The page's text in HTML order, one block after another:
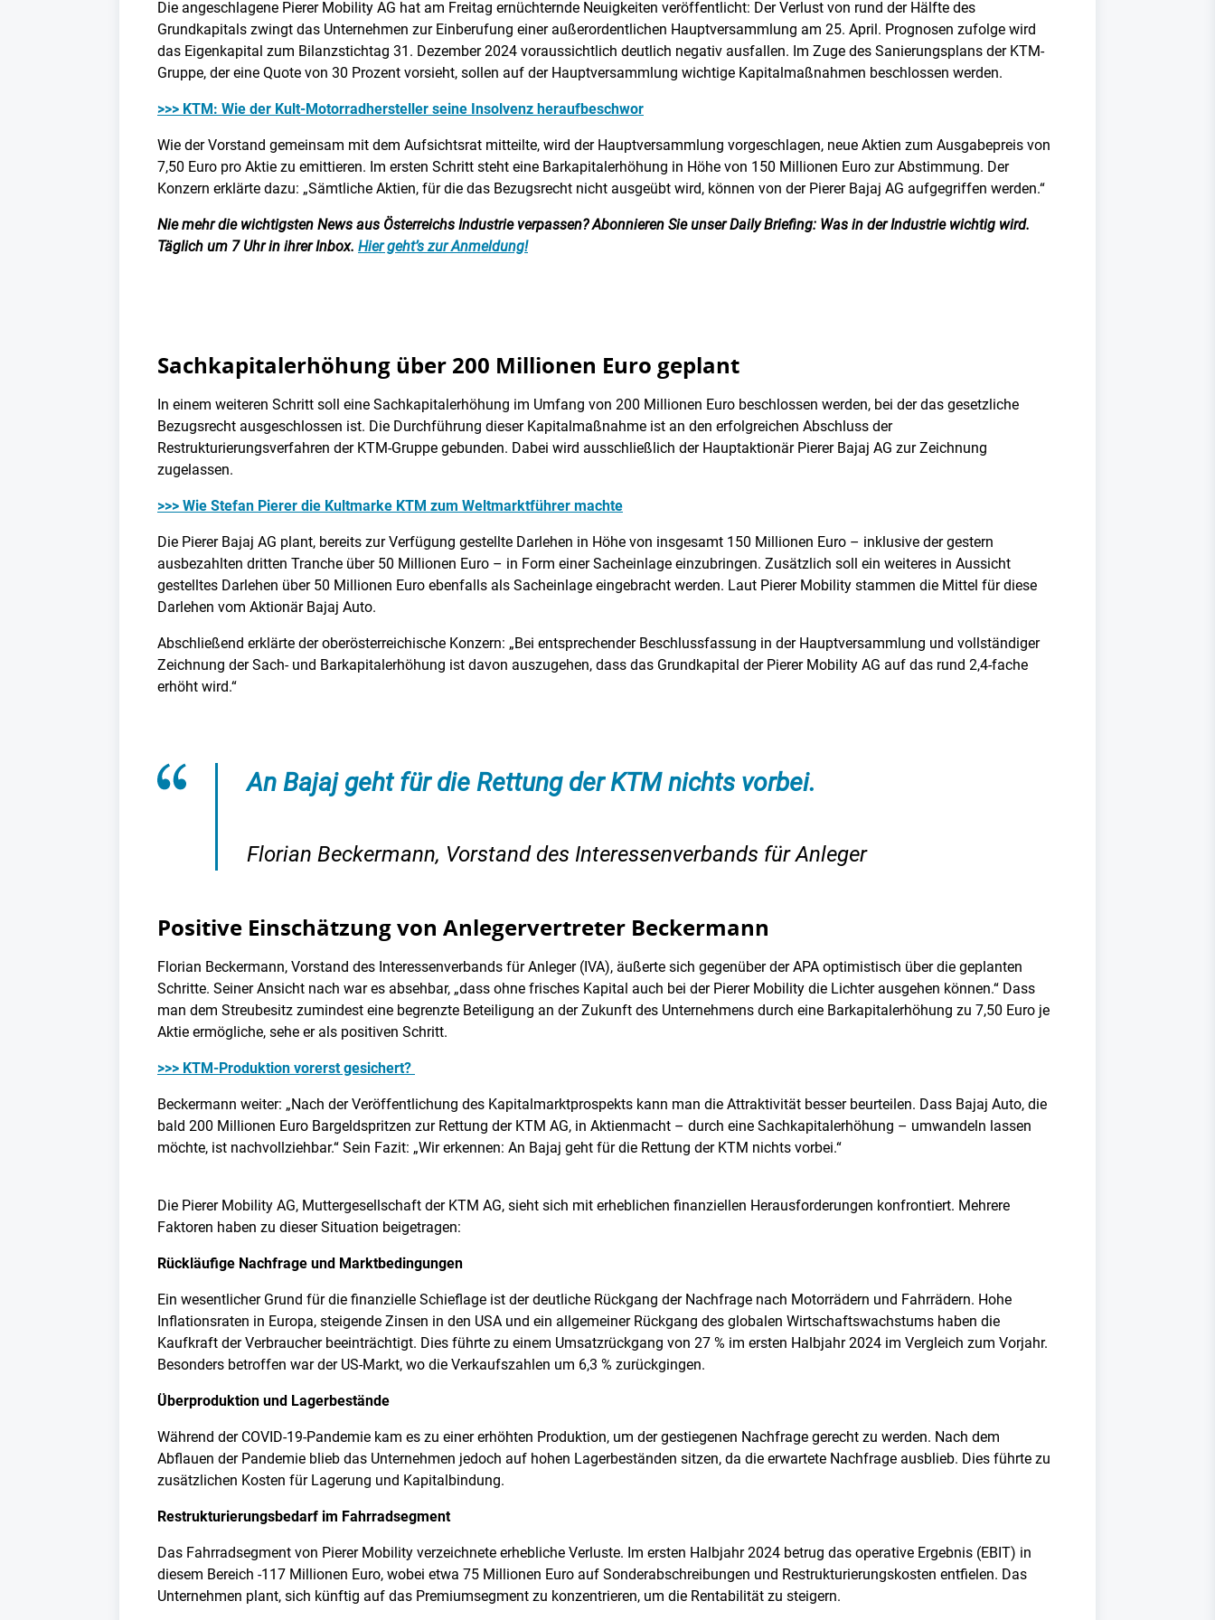
Die angeschlagene Pierer Mobility AG hat am Freitag ernüchternde Neuigkeiten veröffentlicht: Der Verlust von rund der Hälfte des
Grundkapitals zwingt das Unternehmen zur Einberufung einer außerordentlichen Hauptversammlung am 25. April. Prognosen zufolge wird
das Eigenkapital zum Bilanzstichtag 31. Dezember 2024 voraussichtlich deutlich negativ ausfallen. Im Zuge des Sanierungsplans der KTM-
Gruppe, der eine Quote von 30 Prozent vorsieht, sollen auf der Hauptversammlung wichtige Kapitalmaßnahmen beschlossen werden.
>>> KTM: Wie der Kult-Motorradhersteller seine Insolvenz heraufbeschwor
Wie der Vorstand gemeinsam mit dem Aufsichtsrat mitteilte, wird der Hauptversammlung vorgeschlagen, neue Aktien zum Ausgabepreis von
7,50 Euro pro Aktie zu emittieren. Im ersten Schritt steht eine Barkapitalerhöhung in Höhe von 150 Millionen Euro zur Abstimmung. Der
Konzern erklärte dazu: „Sämtliche Aktien, für die das Bezugsrecht nicht ausgeübt wird, können von der Pierer Bajaj AG aufgegriffen werden.“
Nie mehr die wichtigsten News aus Österreichs Industrie verpassen? Abonnieren Sie unser Daily Briefing: Was in der Industrie wichtig wird.
Täglich um 7 Uhr in ihrer Inbox. Hier geht’s zur Anmeldung!
Sachkapitalerhöhung über 200 Millionen Euro geplant
In einem weiteren Schritt soll eine Sachkapitalerhöhung im Umfang von 200 Millionen Euro beschlossen werden, bei der das gesetzliche
Bezugsrecht ausgeschlossen ist. Die Durchführung dieser Kapitalmaßnahme ist an den erfolgreichen Abschluss der
Restrukturierungsverfahren der KTM-Gruppe gebunden. Dabei wird ausschließlich der Hauptaktionär Pierer Bajaj AG zur Zeichnung
zugelassen.
>>> Wie Stefan Pierer die Kultmarke KTM zum Weltmarktführer machte
Die Pierer Bajaj AG plant, bereits zur Verfügung gestellte Darlehen in Höhe von insgesamt 150 Millionen Euro – inklusive der gestern
ausbezahlten dritten Tranche über 50 Millionen Euro – in Form einer Sacheinlage einzubringen. Zusätzlich soll ein weiteres in Aussicht
gestelltes Darlehen über 50 Millionen Euro ebenfalls als Sacheinlage eingebracht werden. Laut Pierer Mobility stammen die Mittel für diese
Darlehen vom Aktionär Bajaj Auto.
Abschließend erklärte der oberösterreichische Konzern: „Bei entsprechender Beschlussfassung in der Hauptversammlung und vollständiger
Zeichnung der Sach- und Barkapitalerhöhung ist davon auszugehen, dass das Grundkapital der Pierer Mobility AG auf das rund 2,4-fache
erhöht wird.“
An Bajaj geht für die Rettung der KTM nichts vorbei.
Florian Beckermann, Vorstand des Interessenverbands für Anleger
Positive Einschätzung von Anlegervertreter Beckermann
Florian Beckermann, Vorstand des Interessenverbands für Anleger (IVA), äußerte sich gegenüber der APA optimistisch über die geplanten
Schritte. Seiner Ansicht nach war es absehbar, „dass ohne frisches Kapital auch bei der Pierer Mobility die Lichter ausgehen können.“ Dass
man dem Streubesitz zumindest eine begrenzte Beteiligung an der Zukunft des Unternehmens durch eine Barkapitalerhöhung zu 7,50 Euro je
Aktie ermögliche, sehe er als positiven Schritt.
>>> KTM-Produktion vorerst gesichert?
Beckermann weiter: „Nach der Veröffentlichung des Kapitalmarktprospekts kann man die Attraktivität besser beurteilen. Dass Bajaj Auto, die
bald 200 Millionen Euro Bargeldspritzen zur Rettung der KTM AG, in Aktienmacht – durch eine Sachkapitalerhöhung – umwandeln lassen
möchte, ist nachvollziehbar.“ Sein Fazit: „Wir erkennen: An Bajaj geht für die Rettung der KTM nichts vorbei.“
Die Pierer Mobility AG, Muttergesellschaft der KTM AG, sieht sich mit erheblichen finanziellen Herausforderungen konfrontiert. Mehrere
Faktoren haben zu dieser Situation beigetragen:​
Rückläufige Nachfrage und Marktbedingungen
Ein wesentlicher Grund für die finanzielle Schieflage ist der deutliche Rückgang der Nachfrage nach Motorrädern und Fahrrädern. Hohe
Inflationsraten in Europa, steigende Zinsen in den USA und ein allgemeiner Rückgang des globalen Wirtschaftswachstums haben die
Kaufkraft der Verbraucher beeinträchtigt. Dies führte zu einem Umsatzrückgang von 27 % im ersten Halbjahr 2024 im Vergleich zum Vorjahr.
Besonders betroffen war der US-Markt, wo die Verkaufszahlen um 6,3 % zurückgingen.
Überproduktion und Lagerbestände
Während der COVID-19-Pandemie kam es zu einer erhöhten Produktion, um der gestiegenen Nachfrage gerecht zu werden. Nach dem
Abflauen der Pandemie blieb das Unternehmen jedoch auf hohen Lagerbeständen sitzen, da die erwartete Nachfrage ausblieb. Dies führte zu
zusätzlichen Kosten für Lagerung und Kapitalbindung. ​
Restrukturierungsbedarf im Fahrradsegment
Das Fahrradsegment von Pierer Mobility verzeichnete erhebliche Verluste. Im ersten Halbjahr 2024 betrug das operative Ergebnis (EBIT) in
diesem Bereich -117 Millionen Euro, wobei etwa 75 Millionen Euro auf Sonderabschreibungen und Restrukturierungskosten entfielen. Das
Unternehmen plant, sich künftig auf das Premiumsegment zu konzentrieren, um die Rentabilität zu steigern.